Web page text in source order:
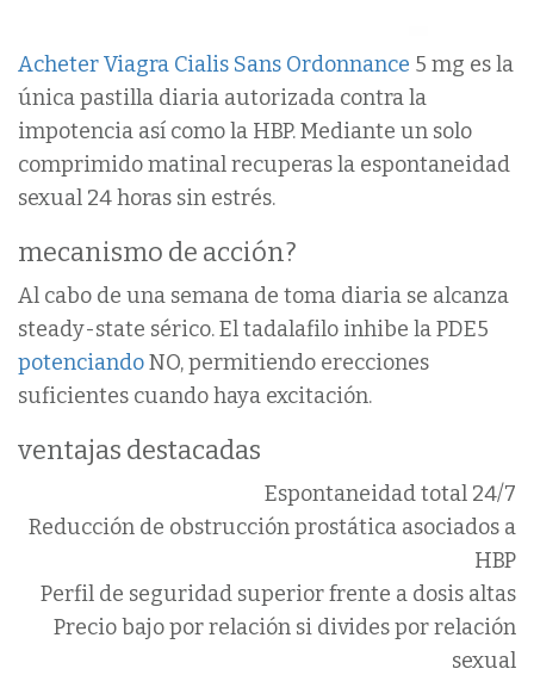
Acheter Viagra Cialis Sans Ordonnance 5 mg es la
única pastilla diaria autorizada contra la
impotencia así como la HBP. Mediante un solo
comprimido matinal recuperas la espontaneidad
sexual 24 horas sin estrés.
mecanismo de acción?
Al cabo de una semana de toma diaria se alcanza
steady-state sérico. El tadalafilo inhibe la PDE5
potenciandoNO, permitiendo erecciones
suficientes cuando haya excitación.
ventajas destacadas
Espontaneidad total 24/7
Reducción de obstrucción prostática asociados a
HBP
Perfil de seguridad superior frente a dosis altas
Precio bajo por relación si divides por relación
sexual